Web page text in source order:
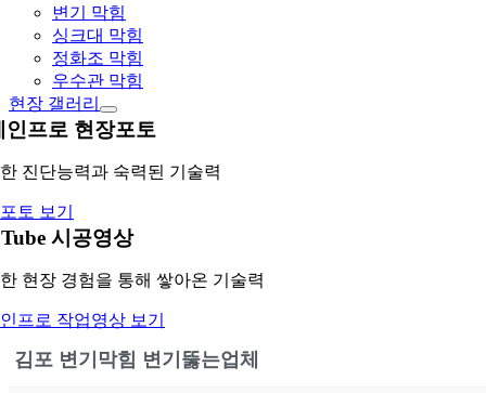
변기 막힘
싱크대 막힘
정화조 막힘
우수관 막힘
현장 갤러리
인프로 현장포토
진단능력과 숙력된 기술력
토 보기
시공영상
현장 경험을 통해 쌓아온 기술력
프로 작업영상 보기
김포 변기막힘 변기뚫는업체